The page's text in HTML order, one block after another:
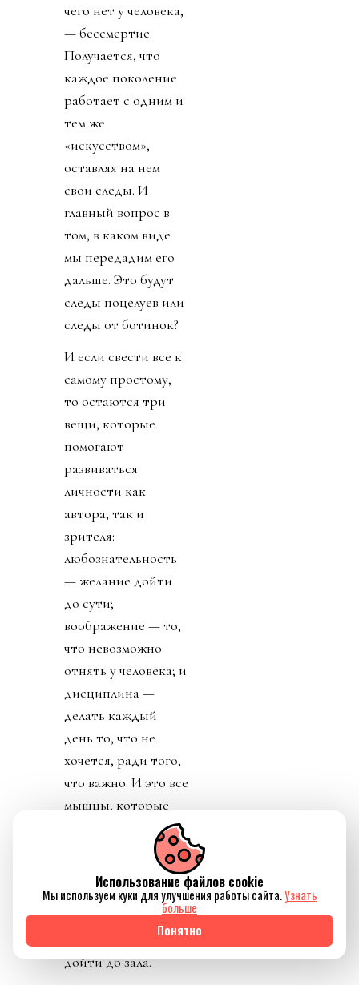
чего нет у человека,
— бессмертие.
Получается, что
каждое поколение
работает с одним и
тем же
«искусством»,
оставляя на нем
свои следы. И
главный вопрос в
том, в каком виде
мы передадим его
дальше. Это будут
следы поцелуев или
следы от ботинок?
И если свести все к
самому простому,
то остаются три
вещи, которые
помогают
развиваться
личности как
автора, так и
зрителя:
любознательность
— желание дойти
до сути;
воображение — то,
что невозможно
отнять у человека; и
дисциплина —
делать каждый
день то, что не
хочется, ради того,
что важно. И это все
мышцы, которые
тренировать, а как
мы знаем, проблема
не в том, чтобы
заниматься, а в том,
дойти до зала.
Использование файлов cookie
Мы используем куки для улучшения работы сайта.Узнать
больше
Понятно